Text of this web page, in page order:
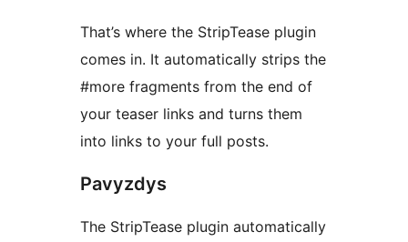
That’s where the StripTease plugin
comes in. It automatically strips the
#more fragments from the end of
your teaser links and turns them
into links to your full posts.
Pavyzdys
The StripTease plugin automatically